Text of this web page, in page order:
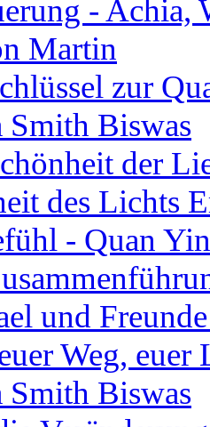
- Achia,
Martin
zur
Smith Biswas
der
des Lichts
- Quan
und
Weg, euer
Smith Biswas